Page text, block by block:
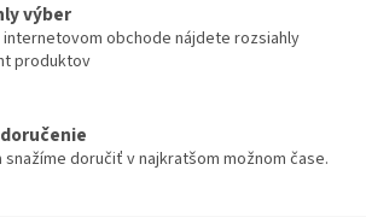
výber
internetovom obchode nájdete rozsiahly
produktov
snažíme doručiť v najkratšom možnom čase.